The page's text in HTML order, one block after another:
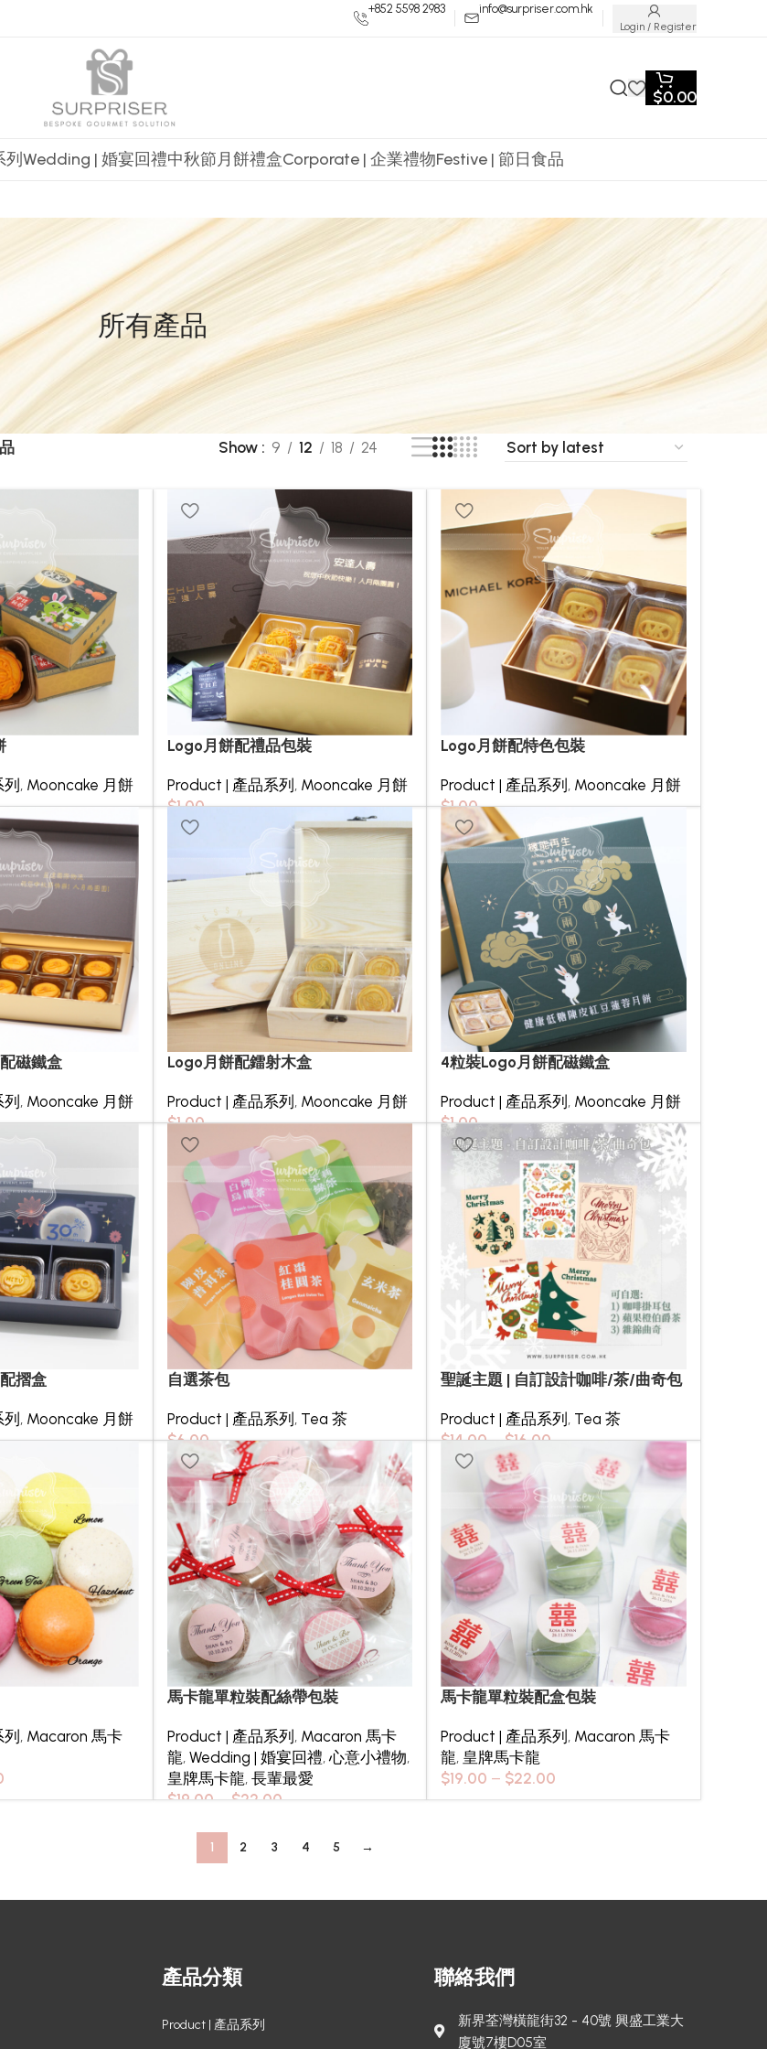
+852 5598 2983 info@surpriser.com.hk
Login / Register
$0.00
Wedding | 婚宴回禮中秋節月餅禮盒Corporate | 企業禮物Festive | 節日食品
所有產品
Show 9 12 18 24
列, Mooncake 月餅
Logo月餅配禮品包裝
Product | 產品系列, Mooncake 月餅
$1.00
Logo月餅配特色包裝
Product | 產品系列, Mooncake 月餅
$1.00
磁鐵盒
, Mooncake 月餅
Logo月餅配鐳射木盒
Product | 產品系列 , Mooncake 月餅
$1.00
4粒裝Logo月餅配磁鐵盒
Product | 產品系列 , Mooncake 月餅
$1.00
摺盒
列, Mooncake 月餅
自選茶包
Product | 產品系列, Tea 茶
$6.00
聖誕主題 | 自訂設計咖啡/茶/曲奇包
Product | 產品系列, Tea 茶
$14.00 – $16.00
列, Macaron 馬卡
馬卡龍單粒裝配絲帶包裝
Product | 產品系列, Macaron 馬卡
龍, Wedding | 婚宴回禮,心意小禮物,
皇牌馬卡龍, 長輩最愛
$19.00 – $22.00
馬卡龍單粒裝配盒包裝
Product | 產品系列, Macaron 馬卡
龍, 皇牌馬卡龍
$19.00 – $22.00
1 2 3 4 5 →
產品分類
Product | 產品系列
聯絡我們
新界荃灣橫龍街32 - 40號 興盛工業大
廈號7樓D05室